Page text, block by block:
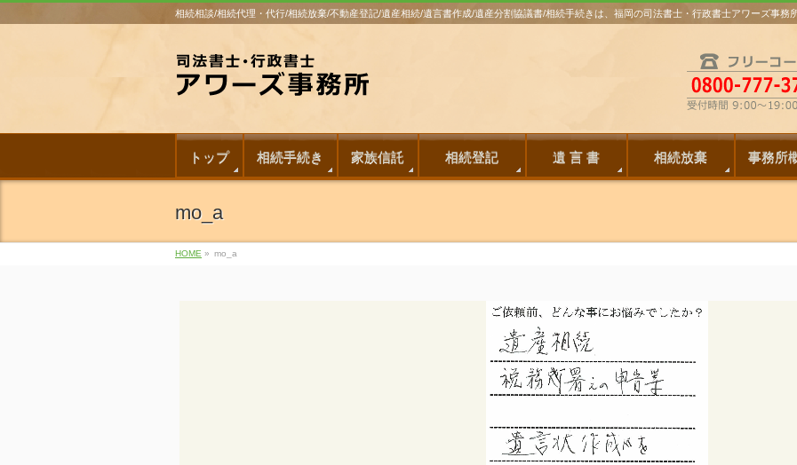
相続相談/相続代理・代行/相続放棄/不動産登記/遺産相続/遺言書作成/遺産分割協議書/相続手続きは、福岡の司法書士・行政書士アワーズ事務
トップ 相続手続き 家族信託 相続登記 遺 言 書 相続放棄 事務所
mo_a
HOME » mo_a